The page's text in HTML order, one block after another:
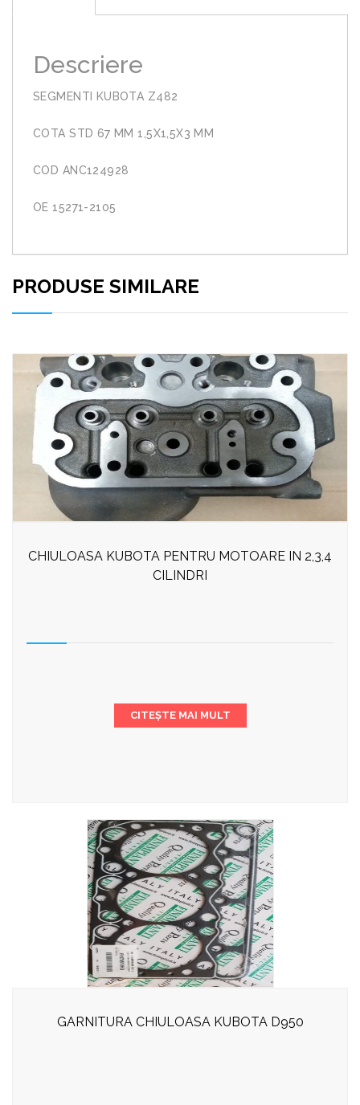
Descriere
SEGMENTI KUBOTA Z482
COTA STD 67 MM 1,5X1,5X3 MM
COD ANC124928
OE 15271-2105
PRODUSE SIMILARE
CHIULOASA KUBOTA PENTRU MOTOARE IN 2,3,4
CILINDRI
CITEȘTE MAI MULT
GARNITURA CHIULOASA KUBOTA D950